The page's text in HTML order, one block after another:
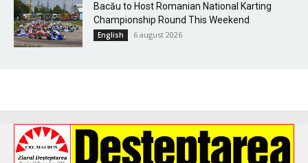
Bacău to Host Romanian National Karting
Championship Round This Weekend
English 6 august 2026